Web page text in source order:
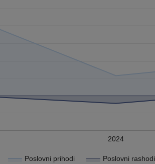
Poslovni prihodi Poslovni rashodi
2024